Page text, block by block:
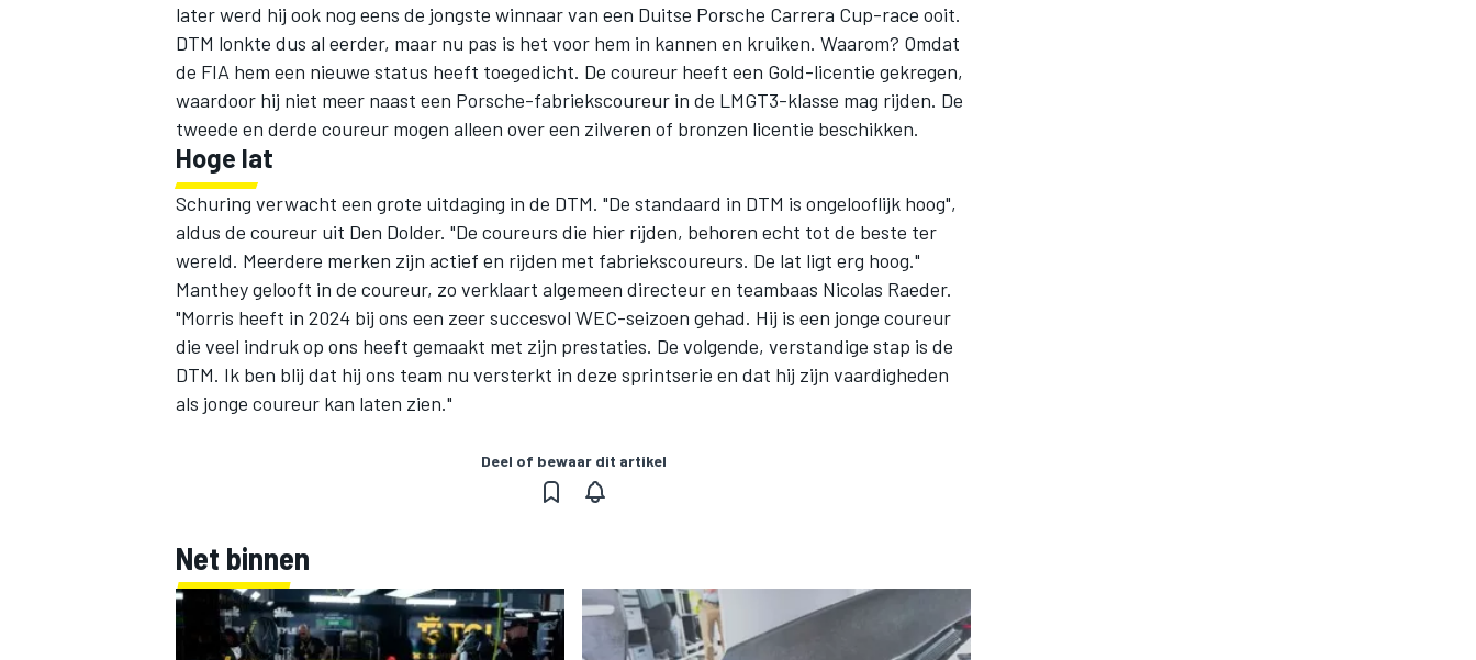
later werd hij ook nog eens de jongste winnaar van een Duitse Porsche Carrera Cup-race ooit.
DTM lonkte dus al eerder, maar nu pas is het voor hem in kannen en kruiken. Waarom? Omdat
de FIA hem een nieuwe status heeft toegedicht. De coureur heeft een Gold-licentie gekregen,
waardoor hij niet meer naast een Porsche-fabriekscoureur in de LMGT3-klasse mag rijden. De
tweede en derde coureur mogen alleen over een zilveren of bronzen licentie beschikken.
Hoge lat
Schuring verwacht een grote uitdaging in de DTM. "De standaard in DTM is ongelooflijk hoog",
aldus de coureur uit Den Dolder. "De coureurs die hier rijden, behoren echt tot de beste ter
wereld. Meerdere merken zijn actief en rijden met fabriekscoureurs. De lat ligt erg hoog."
Manthey gelooft in de coureur, zo verklaart algemeen directeur en teambaas Nicolas Raeder.
"Morris heeft in 2024 bij ons een zeer succesvol WEC-seizoen gehad. Hij is een jonge coureur
die veel indruk op ons heeft gemaakt met zijn prestaties. De volgende, verstandige stap is de
DTM. Ik ben blij dat hij ons team nu versterkt in deze sprintserie en dat hij zijn vaardigheden
als jonge coureur kan laten zien."
Deel of bewaar dit artikel
Net binnen